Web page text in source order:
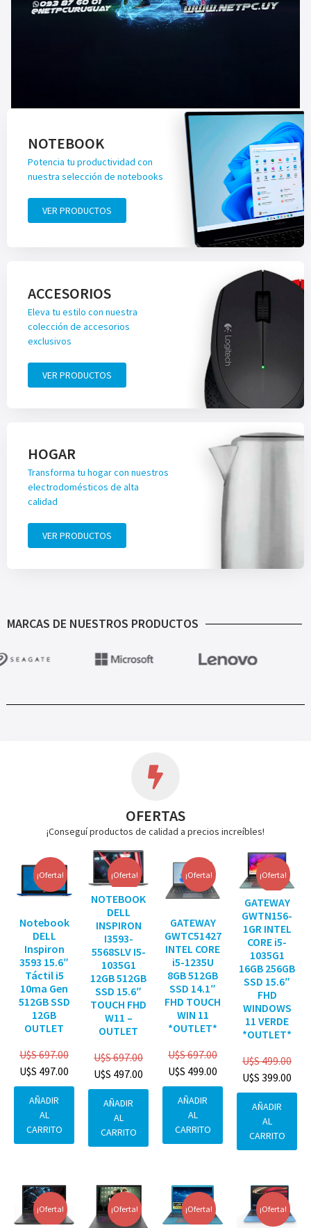
NOTEBOOK
Potencia tu productividad con
nuestra selección de notebooks
VER PRODUCTOS
ACCESORIOS
Eleva tu estilo con nuestra
colección de accesorios
exclusivos
VER PRODUCTOS
HOGAR
Transforma tu hogar con nuestros
electrodomésticos de alta
calidad
VER PRODUCTOS
MARCAS DE NUESTROS PRODUCTOS
OFERTAS
¡Conseguí productos de calidad a precios increíbles!
¡Oferta!
Notebook
DELL
Inspiron
3593 15.6″
Táctil i5
10ma Gen
512GB SSD
12GB
OUTLET
U$S697.00
U$S 497.00
AÑADIR
AL
CARRITO
¡Oferta!
NOTEBOOK
DELL
INSPIRON
I3593-
5568SLV I5-
1035G1
12GB 512GB
SSD 15.6″
TOUCH FHD
W11 –
OUTLET
U$S697.00
U$S 497.00
AÑADIR
AL
CARRITO
¡Oferta!
GATEWAY
GWTC51427
INTEL CORE
i5-1235U
8GB 512GB
SSD 14.1″
FHD TOUCH
WIN 11
*OUTLET*
U$S697.00
U$S 499.00
AÑADIR
AL
CARRITO
¡Oferta!
GATEWAY
GWTN156-
1GR INTEL
CORE i5-
1035G1
16GB 256GB
SSD 15.6″
FHD
WINDOWS
11 VERDE
*OUTLET*
U$S499.00
U$S 399.00
AÑADIR
AL
CARRITO
¡Oferta! ¡Oferta! ¡Oferta! ¡Oferta!